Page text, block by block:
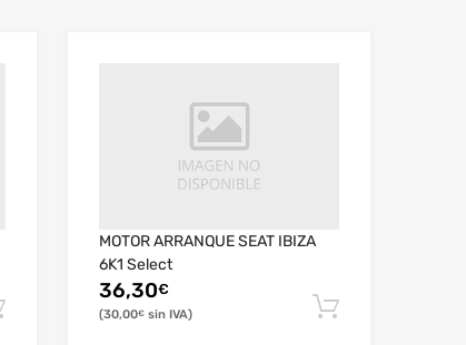
MOTOR ARRANQUE SEAT IBIZA
6K1 Select
36,30€
30,00€